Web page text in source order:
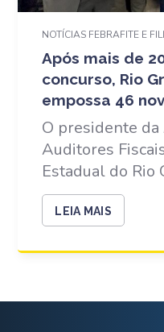
NOTÍCIAS FEBRAFITE E
Após mais de
concurso, Rio
empossa 46
O presidente da
Auditores
Estadual do
LEIA MAIS